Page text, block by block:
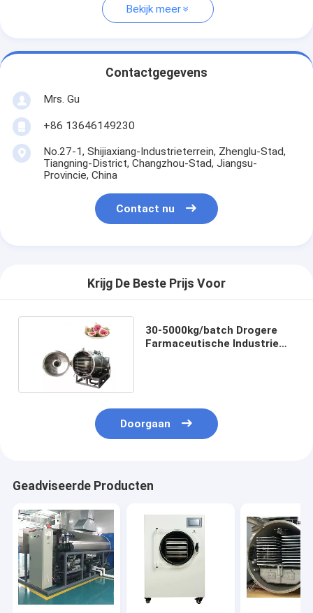
Bekijk meer
Contactgegevens
Mrs. Gu
+86 13646149230
No.27-1, Shijiaxiang-Industrieterrein, Zhenglu-Stad,
Tiangning-District, Changzhou-Stad, Jiangsu-
Provincie, China
Contact nu
Krijg De Beste Prijs Voor
30-5000kg/batch Drogere
Farmaceutische Industrie
Doorgaan
Geadviseerde Producten